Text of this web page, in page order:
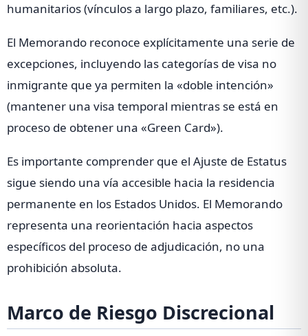
humanitarios (vínculos a largo plazo, familiares, etc.).
El Memorando reconoce explícitamente una serie de
excepciones, incluyendo las categorías de visa no
inmigrante que ya permiten la «doble intención»
(mantener una visa temporal mientras se está en
proceso de obtener una «Green Card»).
Es importante comprender que el Ajuste de Estatus
sigue siendo una vía accesible hacia la residencia
permanente en los Estados Unidos. El Memorando
representa una reorientación hacia aspectos
específicos del proceso de adjudicación, no una
prohibición absoluta.
Marco de Riesgo Discrecional